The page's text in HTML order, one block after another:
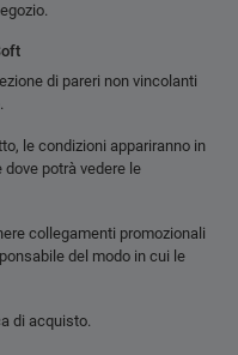
di pareri non vincolanti
le condizioni appariranno in
potrà vedere le
collegamenti promozionali
del modo in cui le
di acquisto.